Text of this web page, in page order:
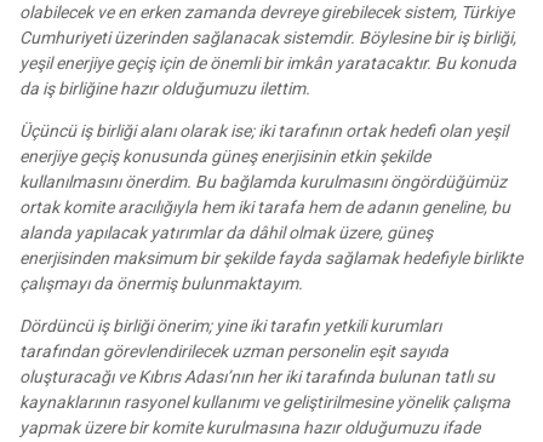
olabilecek ve en erken zamanda devreye girebilecek sistem, Türkiye
Cumhuriyeti üzerinden sağlanacak sistemdir. Böylesine bir iş birliği,
yeşil enerjiye geçiş için de önemli bir imkân yaratacaktır. Bu konuda
da iş birliğine hazır olduğumuzu ilettim.
Üçüncü iş birliği alanı olarak ise; iki tarafının ortak hedefi olan yeşil
enerjiye geçiş konusunda güneş enerjisinin etkin şekilde
kullanılmasını önerdim. Bu bağlamda kurulmasını öngördüğümüz
ortak komite aracılığıyla hem iki tarafa hem de adanın geneline, bu
alanda yapılacak yatırımlar da dâhil olmak üzere, güneş
enerjisinden maksimum bir şekilde fayda sağlamak hedefiyle birlikte
çalışmayı da önermiş bulunmaktayım.
Dördüncü iş birliği önerim; yine iki tarafın yetkili kurumları
tarafından görevlendirilecek uzman personelin eşit sayıda
oluşturacağı ve Kıbrıs Adası’nın her iki tarafında bulunan tatlı su
kaynaklarının rasyonel kullanımı ve geliştirilmesine yönelik çalışma
yapmak üzere bir komite kurulmasına hazır olduğumuzu ifade